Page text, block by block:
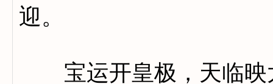
迎。
宝运开皇极，天临映